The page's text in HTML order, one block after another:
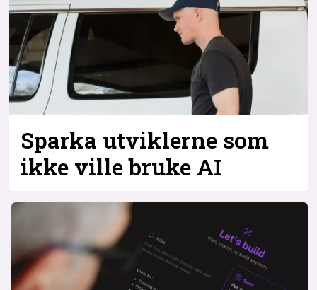
Sparka utviklerne som
ikke ville bruke AI